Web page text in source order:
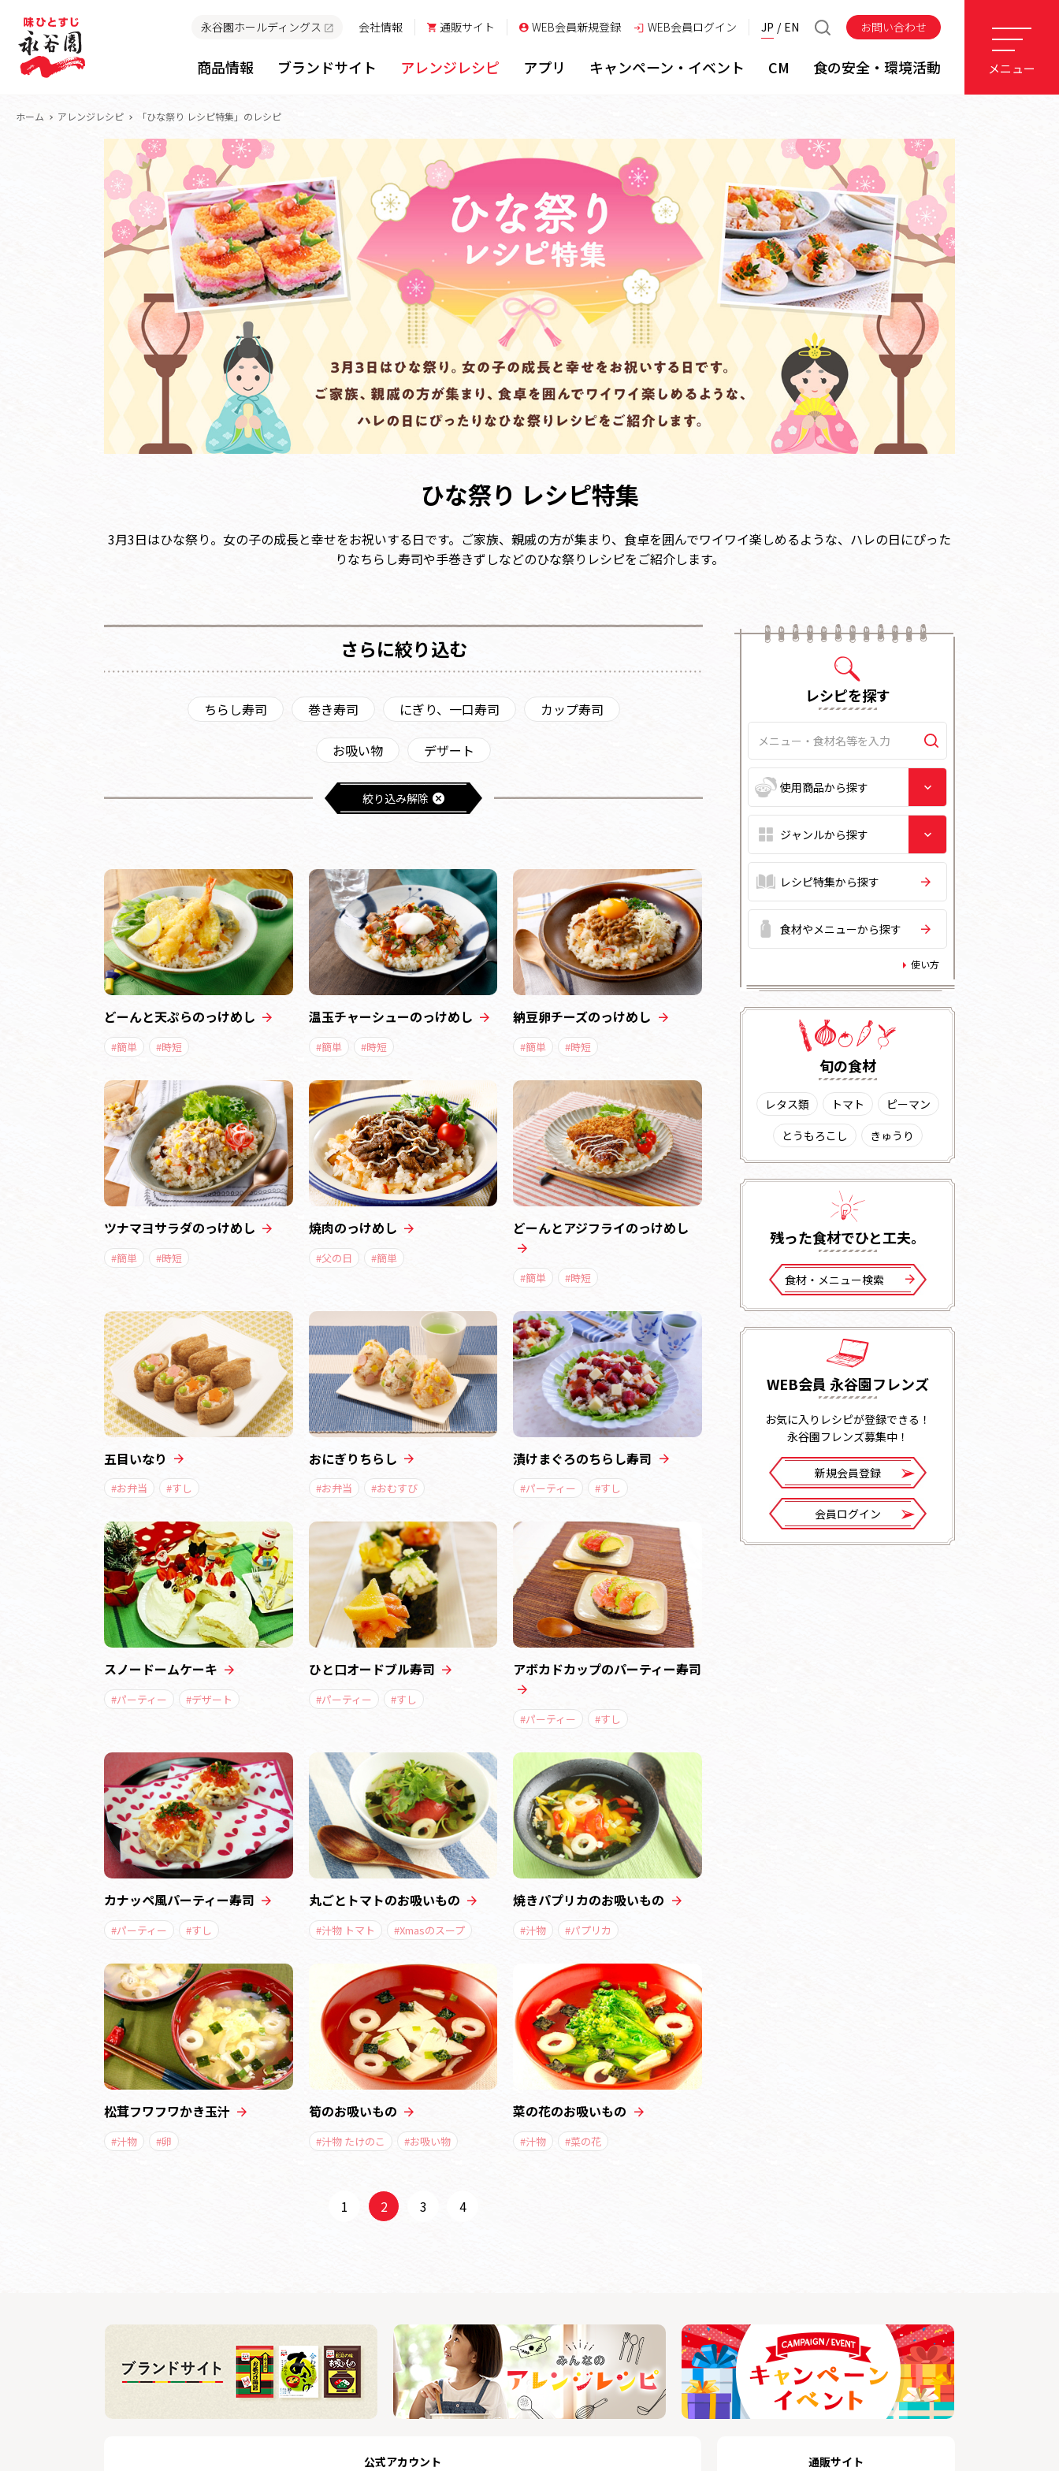
永谷園ホールディングス 会社情報 通販サイト WEB会員新規登録 WEB会員ログイン JP EN お問い合わせ
商品情報 ブランドサイト アレンジレシピ アプリ キャンペーン・イベント CM 食の安全・環境活動 メニュー
ホーム アレンジレシピ 「ひな祭り レシピ特集」のレシピ
ひな祭り レシピ特集
3月3日はひな祭り。女の子の成長と幸せをお祝いする日です。ご家族、親戚の方が集まり、食卓を囲んでワイワイ楽しめるような、ハレの日にぴった
りなちらし寿司や手巻きずしなどのひな祭りレシピをご紹介します。
さらに絞り込む
ちらし寿司 巻き寿司 にぎり、一口寿司 カップ寿司
お吸い物 デザート
絞り込み解除
どーんと天ぷらのっけめし
#簡単 #時短
温玉チャーシューのっけめし
#簡単 #時短
納豆卵チーズのっけめし
#簡単 #時短
ツナマヨサラダのっけめし
#簡単 #時短
焼肉のっけめし
#父の日 #簡単
どーんとアジフライのっけめし
#簡単 #時短
五目いなり
#お弁当 #すし
おにぎりちらし
#お弁当 #おむすび
漬けまぐろのちらし寿司
#パーティー #すし
スノードームケーキ
#パーティー #デザート
ひと口オードブル寿司
#パーティー #すし
アボカドカップのパーティー寿司
#パーティー #すし
カナッペ風パーティー寿司
#パーティー #すし
丸ごとトマトのお吸いもの
#汁物 トマト #Xmasのスープ
焼きパプリカのお吸いもの
#汁物 #パプリカ
松茸フワフワかき玉汁
#汁物 #卵
筍のお吸いもの
#汁物 たけのこ #お吸い物
菜の花のお吸いもの
#汁物 #菜の花
1 2 3 4
レシピを探す
レシピ特集から探す
食材やメニューから探す
使い方
旬の⾷材
レタス類 トマト
ピーマン
とうもろこし
きゅうり
残った⾷材でひと⼯夫。
⾷材・メニュー検索
WEB会員 永谷園フレンズ
お気に入りレシピが登録できる！
永谷園フレンズ募集中！
新規会員登録
会員ログイン
公式アカウント 通販サイト